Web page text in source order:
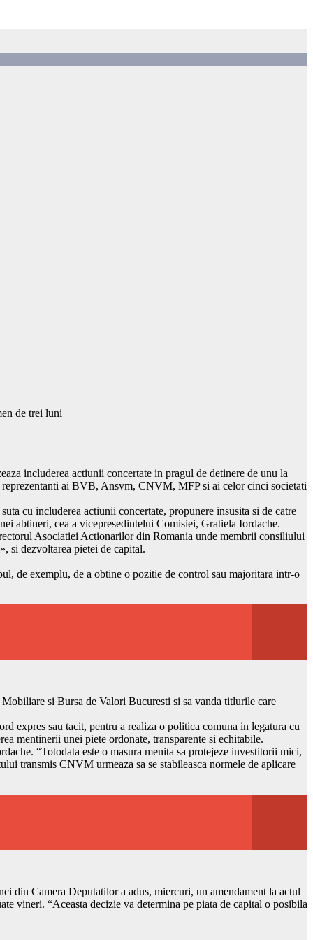
de trei luni
includerea actiunii concertate in pragul de detinere de unu la
reprezentanti ai BVB, Ansvm, CNVM, MFP si ai celor cinci societati
cu includerea actiunii concertate, propunere insusita si de catre
abtineri, cea a vicepresedintelui Comisiei, Gratiela Iordache.
Asociatiei Actionarilor din Romania unde membrii consiliului
si dezvoltarea pietei de capital.
de exemplu, de a obtine o pozitie de control sau majoritara intr-o
si Bursa de Valori Bucuresti si sa vanda titlurile care
expres sau tacit, pentru a realiza o politica comuna in legatura cu
mentinerii unei piete ordonate, transparente si echitabile.
“Totodata este o masura menita sa protejeze investitorii mici,
transmis CNVM urmeaza sa se stabileasca normele de aplicare
din Camera Deputatilor a adus, miercuri, un amendament la actul
vineri. “Aceasta decizie va determina pe piata de capital o posibila